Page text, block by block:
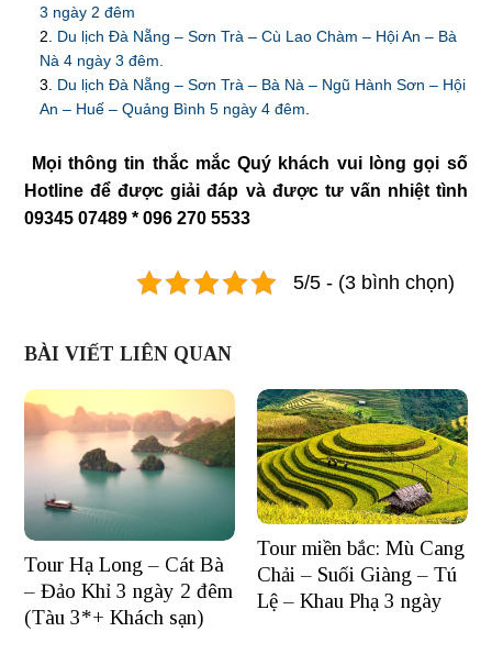
3 ngày 2 đêm
Du lịch Đà Nẵng – Sơn Trà – Cù Lao Chàm – Hội An – Bà
Nà 4 ngày 3 đêm.
Du lịch Đà Nẵng – Sơn Trà – Bà Nà – Ngũ Hành Sơn – Hội
An – Huế – Quảng Bình 5 ngày 4 đêm
Mọi thông tin thắc mắc Quý khách vui lòng gọi số
Hotline để được giải đáp và được tư vấn nhiệt tình
09345 07489 * 096 270 5533
5/5 - (3 bình chọn)
BÀI VIẾT LIÊN QUAN
Tour Hạ Long – Cát Bà
– Đảo Khỉ 3 ngày 2 đêm
(Tàu 3*+ Khách sạn)
Tour miền bắc: Mù Cang
Chải – Suối Giàng – Tú
Lệ – Khau Phạ 3 ngày